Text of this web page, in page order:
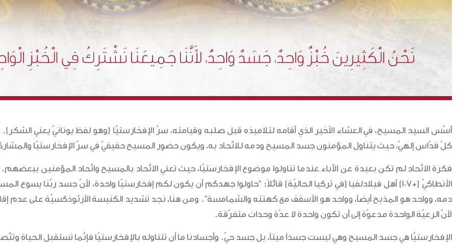
أسّس السيد المسيح، في العشاء الأخير الذي أقامه لتلاميذه قبل صلبه وقيامته، سرّ الإفخارستيّا (وهو لفظ يونانيّ يعني
كلّ قدّاس إلهيّ، حيث يتناول المؤمنون جسد المسيح ودمه للاتّحاد به، ويكون حضور المسيح حقيقيّ في سرّ الإفخارستيّا والمشاركة
فكرة الاتّحاد لم تكن بعيدة عن الآباء عندما تناولوا موضوع الإفخارستيّا، حيث تعني الاتّحاد بالمسيح واتّحاد المؤمنين
الأنطاكيّ (+107) أهل فيلادلفيا (في تركيا الحاليّة) قائلاً: “حاولوا جهدكم أن يكون لكم إفخارستيّا واحدة، لأنّ جسد ربّنا
دمه، وواحد هو المذبح أيضاً، وواحد هو الأسقف مع كهنته والشمامسة”. ومن هنا، نجد تشديد الكنيسة الأرثوذكسيّة على عدم
لأنّ الرعيّة الواحدة مدعوّة إلى أن تكون واحدة لا عدّة وحدات متفرّقة.
الإفخارستيّا هي جسد المسيح وهي ليست جسداً ميتاً، بل جسد حيّ. وأجسادنا ما أن تتناوله بالإفخارستيّا فإنّما تستقبل الحياة